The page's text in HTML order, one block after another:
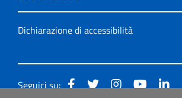
Dichiarazione di accessibilità
Seguici su: